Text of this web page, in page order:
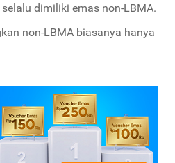
dimiliki emas non-LBMA.
non-LBMA biasanya hanya